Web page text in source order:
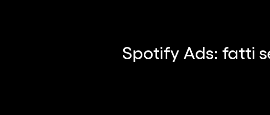
Spotify Ads: fatti